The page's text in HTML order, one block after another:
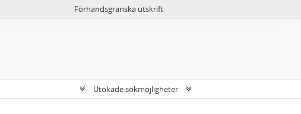
Förhandsgranska utskrift
Utökade sökmöjligheter